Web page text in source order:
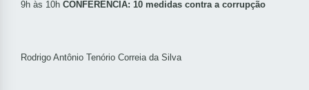
9h às 10h CONFERÊNCIA: 10 medidas contra a corrupção
Rodrigo Antônio Tenório Correia da Silva